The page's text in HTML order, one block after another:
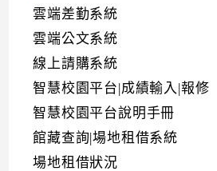
雲端差勤系統
雲端公文系統
線上請購系統
智慧校園平台|成績輸入|報修
智慧校園平台說明手冊
館藏查詢|場地租借系統
場地租借狀況